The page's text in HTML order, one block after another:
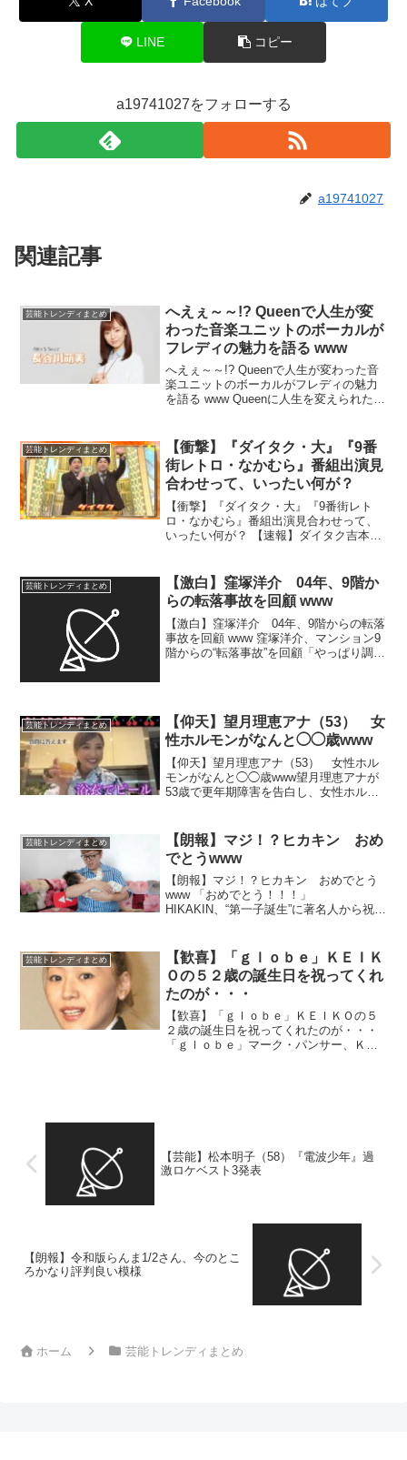
LINE コピー
a19741027をフォローする
a19741027
関連記事
芸能トレンディまとめ
へえぇ～～!? Queenで人生が変
わった音楽ユニットのボーカルが
フレディの魅力を語る www
へえぇ～～!? Queenで人生が変わった音
楽ユニットのボーカルがフレディの魅力
を語る www Queenに人生を変えられた中
Sweet」で活動する長谷川萌美...
芸能トレンディまとめ
【衝撃】『ダイタク・大』『9番
街レトロ・なかむら』番組出演見
合わせって、いったい何が？
【衝撃】『ダイタク・大』『9番街レト
ロ・なかむら』番組出演見合わせって、
いったい何が？ 【速報】ダイタク吉本大
視庁が事情聴取 …吉本興業の人気お笑い
芸人ダイタクの吉本...
芸能トレンディまとめ
【激白】窪塚洋介 04年、9階か
らの転落事故を回顧 www
【激白】窪塚洋介 04年、9階からの転落
事故を回顧 www 窪塚洋介、マンション9
階からの“転落事故”を回顧「やっぱり調子
芸能トレンディまとめ
【仰天】望月理恵アナ（53） 女
性ホルモンがなんと◯◯歳www
【仰天】望月理恵アナ（53） 女性ホル
モンがなんと◯◯歳www望月理恵アナが
53歳で更年期障害を告白し、女性ホルモ
の53歳」フリーアナが持病告白「動悸激
しい」「急に...
芸能トレンディまとめ
【朗報】マジ！？ヒカキン おめ
でとうwww
【朗報】マジ！？ヒカキン おめでとう
www 「おめでとう！！！」
HIKAKIN、“第一子誕生”に著名人から祝福
な中、日本YouTube界でHIKAKINさん
と...
芸能トレンディまとめ
【歓喜】「ｇｌｏｂｅ」ＫＥＩＫ
Ｏの５２歳の誕生日を祝ってくれ
たのが・・・
【歓喜】「ｇｌｏｂｅ」ＫＥＩＫＯの５
２歳の誕生日を祝ってくれたのが・・・
「ｇｌｏｂｅ」マーク・パンサー、ＫＥ
【芸能】松本明子（58）『電波少年』過
激ロケベスト3発表
【朗報】令和版らんま1/2さん、今のとこ
ろかなり評判良い模様
ホーム 芸能トレンディまとめ